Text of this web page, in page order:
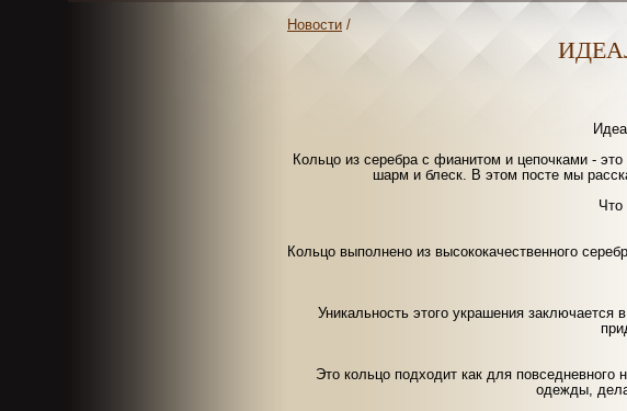
Новости /
Кольцо из серебра с фианитом и цепочками -
шарм и блеск. В этом посте мы
Что
Кольцо выполнено из высококачественного
Уникальность этого украшения
Это кольцо подходит как для
одежды,